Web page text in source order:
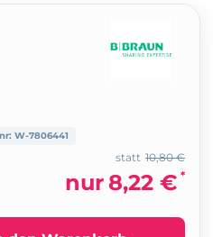
W-7806441
10,80 €
statt
nur 8,22 € *